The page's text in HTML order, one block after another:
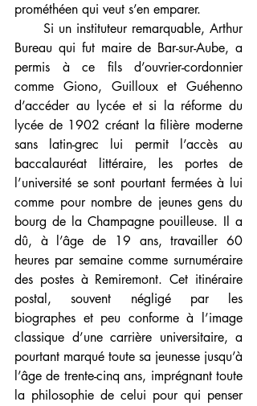
prométhéen qui veut s’en emparer.
Si un instituteur remarquable, Arthur
Bureau qui fut maire de Bar-sur-Aube, a
permis à ce fils d’ouvrier-cordonnier
comme Giono, Guilloux et Guéhenno
d’accéder au lycée et si la réforme du
lycée de 1902 créant la filière moderne
sans latin-grec lui permit l’accès au
baccalauréat littéraire, les portes de
l’université se sont pourtant fermées à lui
comme pour nombre de jeunes gens du
bourg de la Champagne pouilleuse. Il a
dû, à l’âge de 19 ans, travailler 60
heures par semaine comme surnuméraire
des postes à Remiremont. Cet itinéraire
postal, souvent négligé par les
biographes et peu conforme à l’image
classique d’une carrière universitaire, a
pourtant marqué toute sa jeunesse jusqu’à
l’âge de trente-cinq ans, imprégnant toute
la philosophie de celui pour qui penser